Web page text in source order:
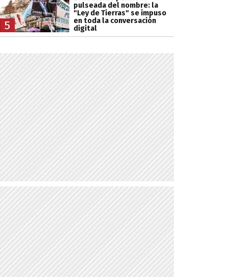
5
pulseada del nombre: la
"Ley de Tierras" se impuso
en toda la conversación
digital